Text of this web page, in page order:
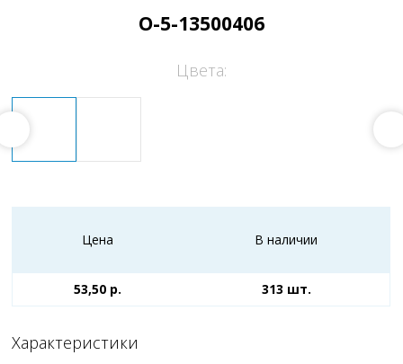
O-5-13500406
Цвета:
Цена В наличии
53,50 р. 313 шт.
Характеристики